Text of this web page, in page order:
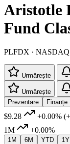
Aristotle
Fund
PLFDX · NASDAQ
Urmărește
Urmărește
Prezentare
Finanțe
$9.28 +0.00%
1M
+0.00%
1M 6M YTD 1Y